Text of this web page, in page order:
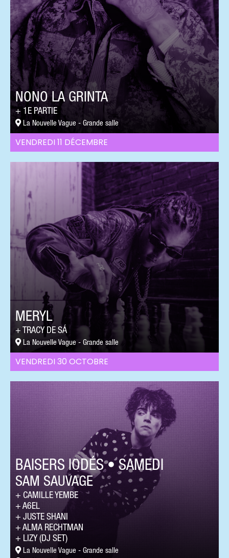
VENDREDI 11 DÉCEMBRE
NONO LA GRINTA
1E PARTIE
La Nouvelle Vague - Grande salle
VENDREDI 30 OCTOBRE
MERYL
TRACY DE SÁ
La Nouvelle Vague - Grande salle
BAISERS IODÉS • SAMEDI
SAM SAUVAGE
CAMILLE YEMBE
A6EL
JUSTE SHANI
ALMA RECHTMAN
LIZY (DJ SET)
La Nouvelle Vague - Grande salle